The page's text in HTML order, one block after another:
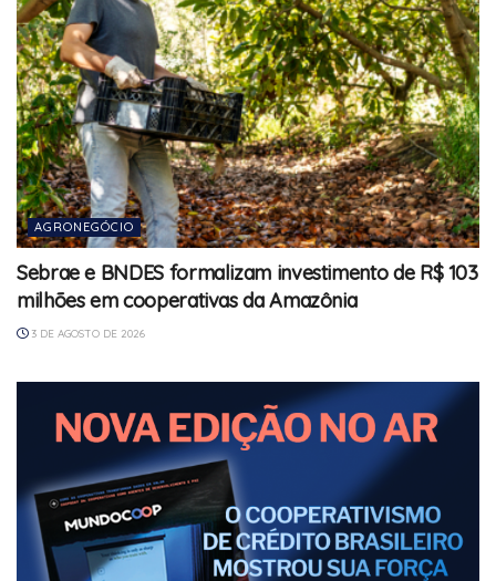
AGRONEGÓCIO
Sebrae e BNDES formalizam investimento de R$ 103
milhões em cooperativas da Amazônia
3 DE AGOSTO DE 2026